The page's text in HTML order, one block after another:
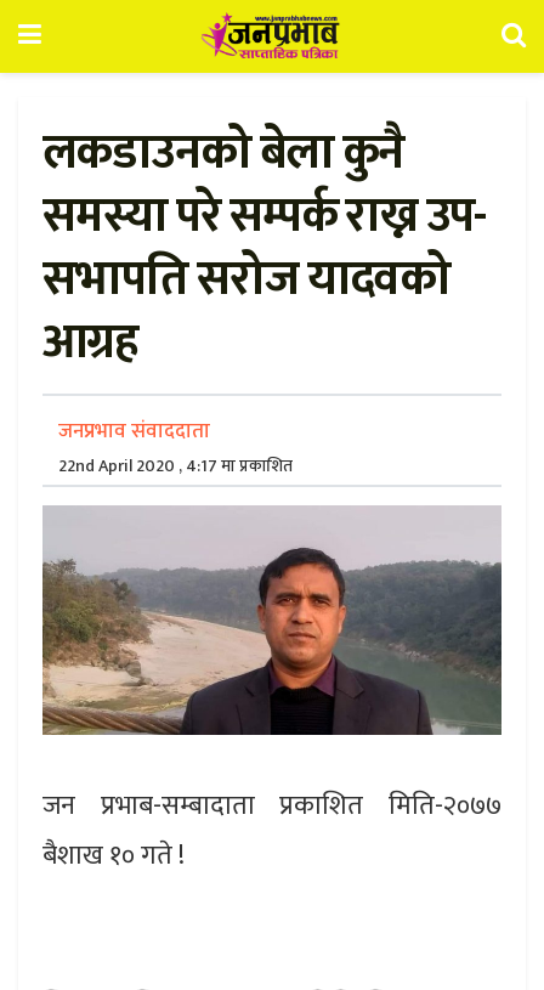
लकडाउनको बेला कुनै
समस्या परे सम्पर्क राख्न उप-
सभापति सरोज यादवको
आग्रह
जनप्रभाव संवाददाता
22nd April 2020 , 4:17 मा प्रकाशित
जन प्रभाब-सम्बादाता प्रकाशित मिति-२०७७
बैशाख १० गते !